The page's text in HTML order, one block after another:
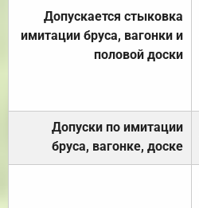
Допускается стыковка
имитации бруса, вагонки и
половой доски
Допуски по имитации
бруса, вагонке, доске